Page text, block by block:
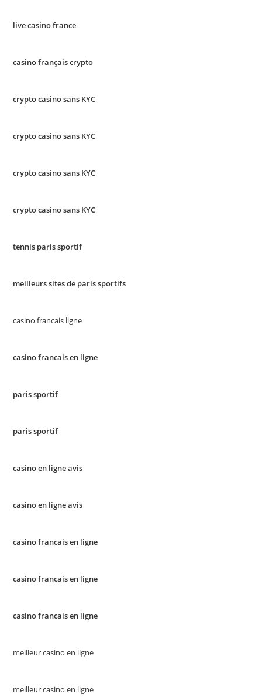
live casino france
casino français crypto
crypto casino sans KYC
crypto casino sans KYC
crypto casino sans KYC
crypto casino sans KYC
tennis paris sportif
meilleurs sites de paris sportifs
casino francais ligne
casino francais en ligne
paris sportif
paris sportif
casino en ligne avis
casino en ligne avis
casino francais en ligne
casino francais en ligne
casino francais en ligne
meilleur casino en ligne
meilleur casino en ligne